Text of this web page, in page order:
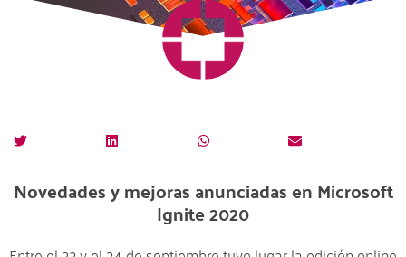
Novedades y mejoras anunciadas en Microsoft
Ignite 2020